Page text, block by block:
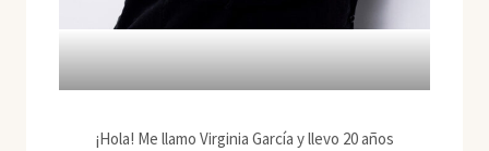
¡Hola! Me llamo Virginia García y llevo 20 años